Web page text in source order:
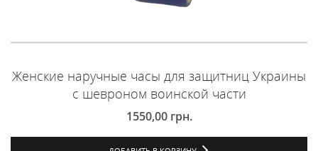
Женские наручные часы для защитниц Украины
с шевроном воинской части
1550,00 грн.